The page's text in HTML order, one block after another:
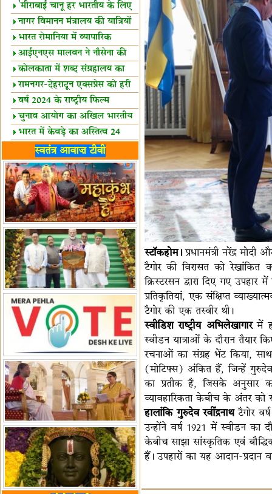
समझौता
'मीराबाई चानू हर भारतीय के लिए
प्रेरणा'
नागर विमानन मंत्रालय की यात्रियों
को सलाह
भारत रोमानिया में व्यापारिक
साझेदारियां
आईएनएस मालवन ने नौसेना की
ताकत बढ़ाई
कोलकाता में शब्द संग्रहालय का
उद्घाटन
रामनगर-देहरादून एक्सप्रेस को हरी
झंडीवर्ष 2024 के राष्ट्रीय फिल्म
पुरस्कारों की घोषणा
चुनाव आयोग का अखिल भारतीय
मीडिया सम्मेलन
भारत में केवड़े का अस्तित्‍व 24
लाख वर्ष!
लखनऊ में 'एक राष्ट्र एक चुनाव'
पर बैठक
विधानमंडल लोकतंत्र की पाठशाला
हैं-बिरला
'द वॉयस ऑफ जस्टिस: जस्टिस
गवई स्पीक्स'
राष्ट्रीय युद्ध स्मारक से 'शौर्य विजय
यात्रा' शुरू
भारत जापान में रक्षा संबंधों का
विस्तार
'एनसीसी को मजबूत करना राष्ट्रीय
जिम्मेदारी'
भारत-ऑस्ट्रेलिया ने खेल संबंधों का
जश्न मनाया
'भारत को फुटबॉल में भी वैश्विक
पहचान दिलाएं'
अल्पसंख्यक मंत्री ने की हज
नीति-2027 की घोषणा
राखीगढ़ी में मिले मानव कंकाल
अवशेष
राष्ट्रपति ने कूनो उद्यान में चीता
प्रबंधन देखा
एमआईएफएफ में फ़िल्म गुदगुदी का
प्रीमियर
स्वतंत्र आवाज़ टीवी
स्टॉकहोम।प्रधानमंत्री नरेंद्र
टैगोर की विरासत को रेखांकित
क्रिस्टरसन द्वारा दिए गए
प्रतिकृतियां, एक संक्षिप्त
टैगोर की एक तस्वीर थी।
स्वीडिश राष्ट्रीय अभिलेखागारमें
स्वीडन यात्राओं के दौरान तैयार
रचनाओं का संग्रह भेंट किया,
(मोटिफ्स) अंकित हैं, जिन्हें
का प्रतीक है, जिसके अनुसार
व्यावहारिकता केबीच के अंतर को
हालांकि गुरुदेव रवींद्रनाथटैगोर
उन्होंने वर्ष 1921 में स्वीडन का
केबीच साझा सांस्कृतिक एवं
हैं। उपहारों का यह आदान-प्रदान